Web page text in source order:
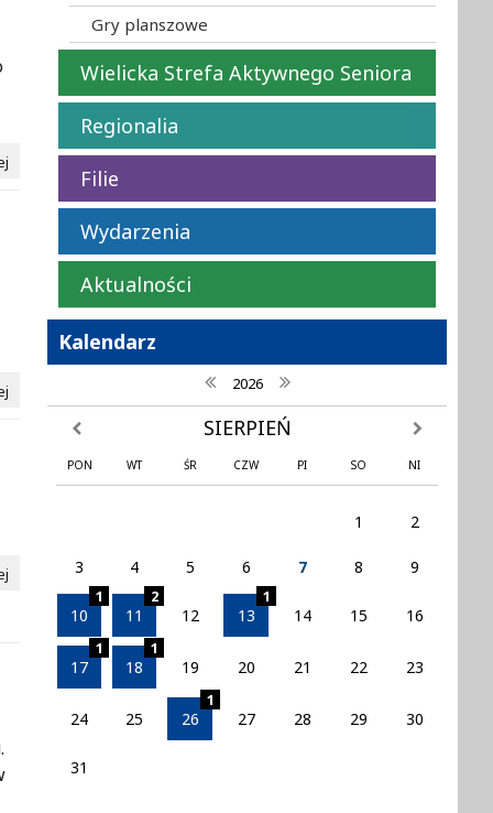
Gry planszowe
Wielicka Strefa Aktywnego Seniora
Regionalia
Filie
Wydarzenia
Aktualności
Kalendarz
poprzedni rok
2026 następny rok
poprzedni miesiąc SIERPIEŃ następny
PON WT ŚR CZW PI SO NI
1 2
3 4 5 6 7 8 9
10
1
11
2
12 13
1
14 15 16
17
1
18
1
19 20 21 22 23
24 25 26
1
27 28 29 30
31